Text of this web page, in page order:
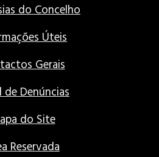
do Concelho
Úteis
Gerais
de Denúncias
do Site
Reservada